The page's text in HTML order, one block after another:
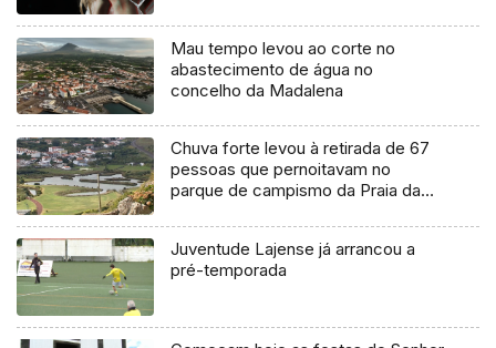
Mau tempo levou ao corte no
abastecimento de água no
concelho da Madalena
Chuva forte levou à retirada de 67
pessoas que pernoitavam no
parque de campismo da Praia da
Juventude Lajense já arrancou a
pré-temporada